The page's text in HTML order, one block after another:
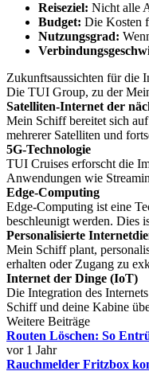
Reiseziel: Nicht alle
Budget: Die Kosten
Nutzungsgrad:
Zukunftsaussichten für die
Die TUI Group, zu der
Satelliten-Internet der
Mein Schiff bereitet sich
mehrerer Satelliten und
5G-Technologie
TUI Cruises erforscht die
Anwendungen wie
Edge-Computing
Edge-Computing ist eine
beschleunigt werden. Dies
Personalisierte
Mein Schiff plant,
erhalten oder Zugang zu
Internet der Dinge (IoT)
Die Integration des
Schiff und deine Kabine
Weitere Beiträge
Routen Löschen: So
vor 1 Jahr
Rauchmelder Fritzbox